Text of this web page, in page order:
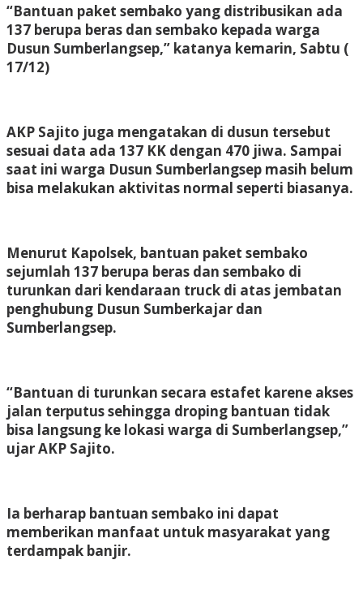
“Bantuan paket sembako yang distribusikan ada
137 berupa beras dan sembako kepada warga
Dusun Sumberlangsep,” katanya kemarin, Sabtu (
17/12)
AKP Sajito juga mengatakan di dusun tersebut
sesuai data ada 137 KK dengan 470 jiwa. Sampai
saat ini warga Dusun Sumberlangsep masih belum
bisa melakukan aktivitas normal seperti biasanya.
Menurut Kapolsek, bantuan paket sembako
sejumlah 137 berupa beras dan sembako di
turunkan dari kendaraan truck di atas jembatan
penghubung Dusun Sumberkajar dan
Sumberlangsep.
“Bantuan di turunkan secara estafet karene akses
jalan terputus sehingga droping bantuan tidak
bisa langsung ke lokasi warga di Sumberlangsep,”
ujar AKP Sajito.
Ia berharap bantuan sembako ini dapat
memberikan manfaat untuk masyarakat yang
terdampak banjir.